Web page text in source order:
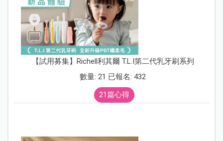
【試用募集】Richell利其爾 T.L.I第二代乳牙刷系列
數量: 21 已報名: 432
21篇心得